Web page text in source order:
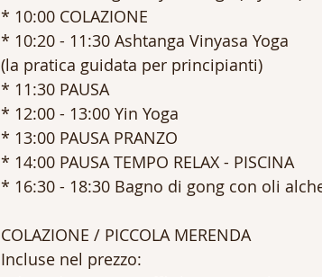
* 10:00 COLAZIONE
* 10:20 - 11:30 Ashtanga Vinyasa Yoga
(la pratica guidata per principianti)
* 11:30 PAUSA
* 12:00 - 13:00 Yin Yoga
* 13:00 PAUSA PRANZO
* 14:00 PAUSA TEMPO RELAX - PISCINA
* 16:30 - 18:30 Bagno di gong con oli
COLAZIONE / PICCOLA MERENDA
Incluse nel prezzo: